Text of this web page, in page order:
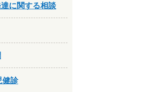
に関する相談
健診